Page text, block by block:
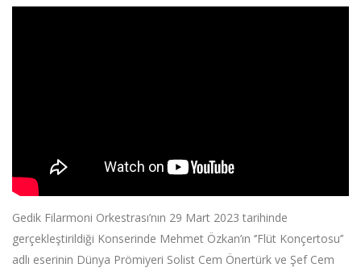
Gedik Filarmoni Orkestrası’nın 29 Mart 2023 tarihinde
gerçekleştirildiği Konserinde Mehmet Özkan’ın ‘’Flüt Konçertosu’’
adlı eserinin Dünya Prömiyeri Solist Cem Önertürk ve Şef Cem